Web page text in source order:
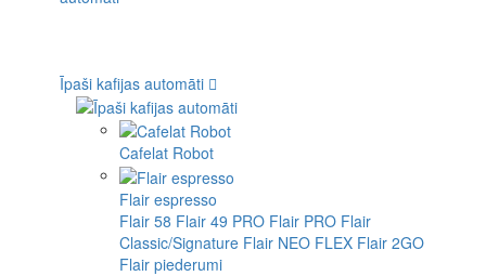
Īpaši kafijas automāti
Cafelat Robot
Flair espresso
Flair 58 Flair 49 PRO Flair PRO Flair
Classic/Signature Flair NEO FLEX Flair 2GO
Flair piederumi